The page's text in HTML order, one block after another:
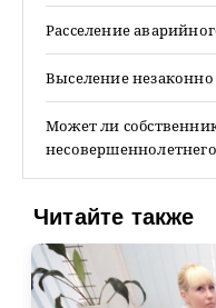
Расселение
Выселение
Может ли
Читайте также